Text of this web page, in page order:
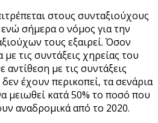
στους συνταξιούχους
σήμερα ο νόμος για την
τους εξαιρεί. Όσον
τις συντάξεις χηρείας του
με τις συντάξεις
έχουν περικοπεί, τα σενάρια
μειωθεί κατά 50% το ποσό που
αναδρομικά από το 2020.